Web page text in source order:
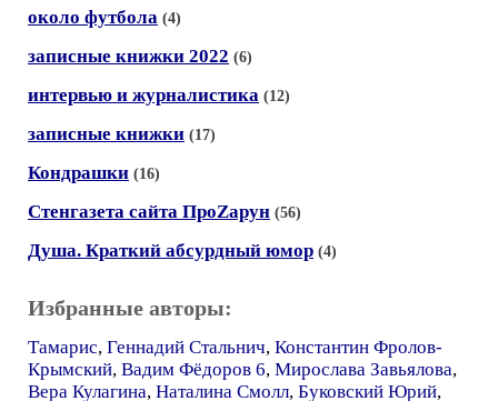
около футбола (4)
записные книжки 2022 (6)
интервью и журналистика (12)
записные книжки (17)
Кондрашки (16)
Стенгазета сайта ПроZарун (56)
Душа. Краткий абсурдный юмор (4)
Избранные авторы:
Тамарис, Геннадий Стальнич, Константин Фролов-
Крымский, Вадим Фёдоров 6, Мирослава Завьялова,
Вера Кулагина, Наталина Смолл, Буковский Юрий,